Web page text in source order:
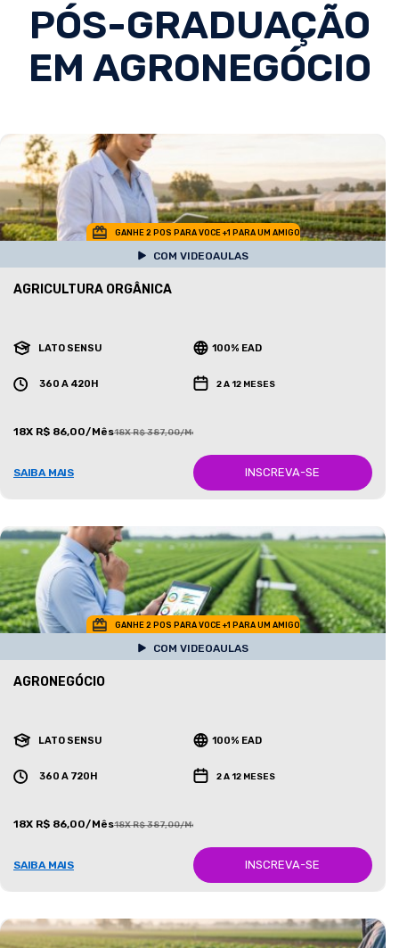
PÓS-GRADUAÇÃO
EM AGRONEGÓCIO
GANHE 2 POS PARA VOCE +1 PARA UM AMIGO
COM VIDEOAULAS
AGRICULTURA ORGÂNICA
LATO SENSU 100% EAD
360 A 420H 2 A 12 MESES
18X R$ 86,00/Mês18X R$ 387,00/Mês
SAIBA MAIS INSCREVA-SE
GANHE 2 POS PARA VOCE +1 PARA UM AMIGO
COM VIDEOAULAS
AGRONEGÓCIO
LATO SENSU 100% EAD
360 A 720H 2 A 12 MESES
18X R$ 86,00/Mês18X R$ 387,00/Mês
SAIBA MAIS INSCREVA-SE